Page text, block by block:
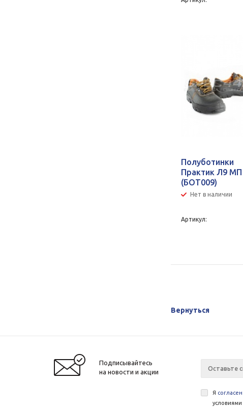
Полуботинки
Практик Л9 МП
(БОТ009)
Нет в наличии
Артикул:
Вернуться
Подписывайтесь
на новости и акции
Я согласен
условиями